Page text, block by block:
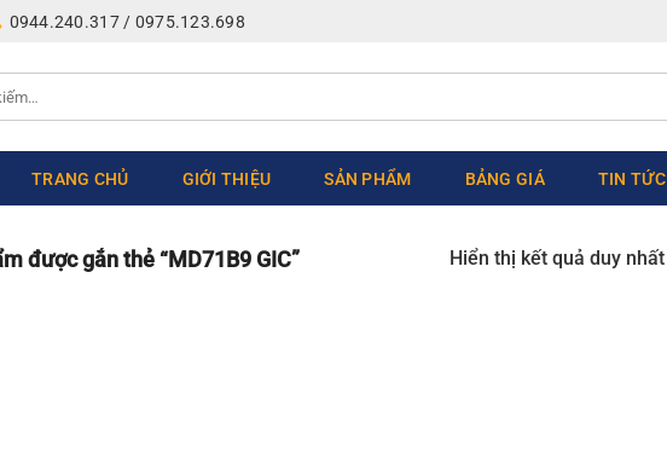
0944.240.317 / 0975.123.698
TRANG CHỦ GIỚI THIỆU SẢN PHẨM BẢNG GIÁ TIN TỨC
được gắn thẻ “MD71B9 GIC” Hiển thị kết quả duy nhất